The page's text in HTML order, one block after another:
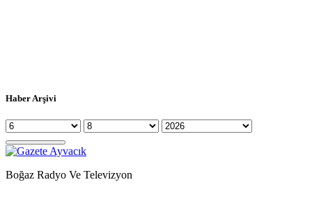
Haber Arşivi
Boğaz Radyo Ve Televizyon